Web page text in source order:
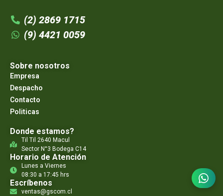
(2) 2869 1715
(9) 4421 0059
Sobre nosotros
Empresa
Despacho
Contacto
Politicas
Donde estamos?
Til Til 2640 Macul
Sector N°3 Bodega C14
Horario de Atención
Lunes a Viernes
08:30 a 17:45 hrs
Escríbenos
ventas@gscom.cl